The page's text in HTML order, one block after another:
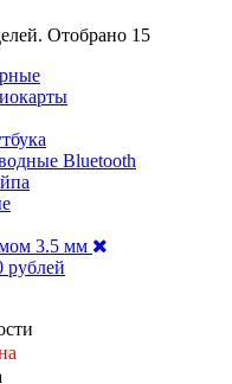
Отобрано 15
Bluetooth
3.5 мм
рублей